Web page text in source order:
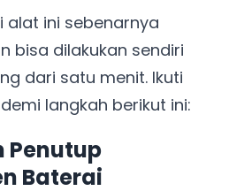
alat ini sebenarnya
bisa dilakukan sendiri
dari satu menit. Ikuti
langkah berikut ini:
Penutup
Baterai